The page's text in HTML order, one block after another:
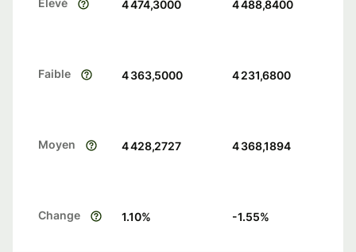
Élevé 4 474,3000 4 488,8400
Faible 4 363,5000 4 231,6800
Moyen 4 428,2727 4 368,1894
Change 1.10% -1.55%